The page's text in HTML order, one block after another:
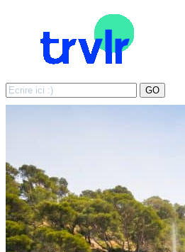
Search
for:
GO